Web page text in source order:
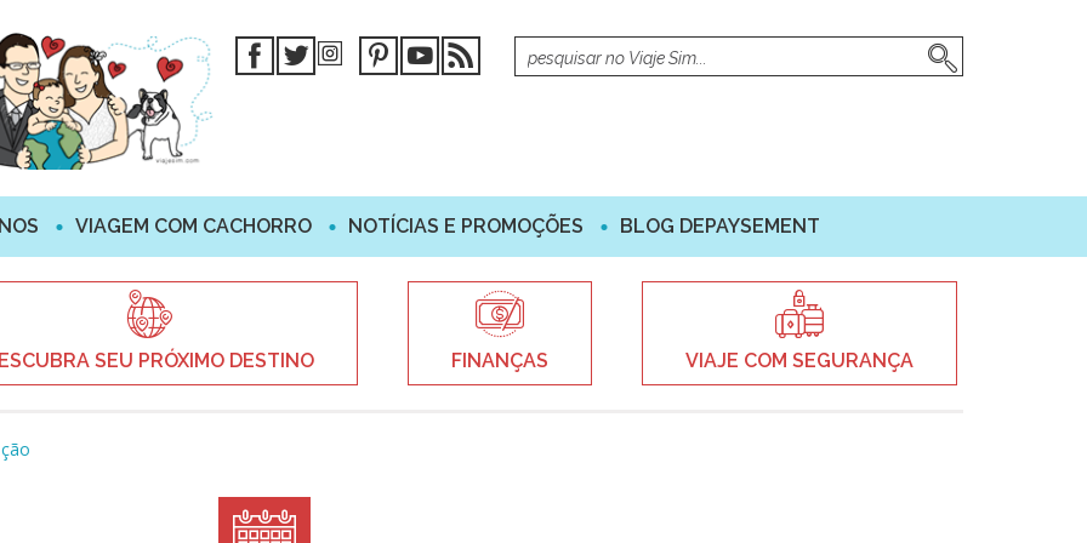
VIAGEM COM CACHORRO NOTÍCIAS E PROMOÇÕES BLOG DEPAYSEMENT
SEU PRÓXIMO DESTINO FINANÇAS VIAJE COM SEGURANÇA